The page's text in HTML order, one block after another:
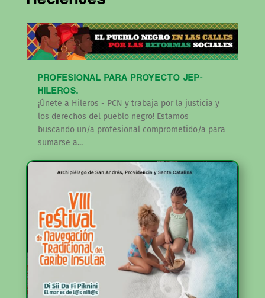
PROFESIONAL PARA PROYECTO JEP-
HILEROS.
¡Únete a Hileros - PCN y trabaja por la justicia y
los derechos del pueblo negro! Estamos
buscando un/a profesional comprometido/a para
sumarse a...